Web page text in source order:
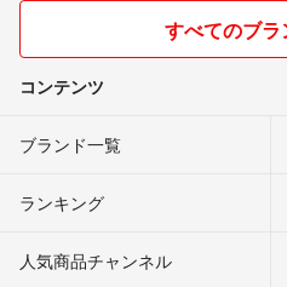
すべてのブ
コンテンツ
ブランド一覧
ランキング
人気商品チャンネル